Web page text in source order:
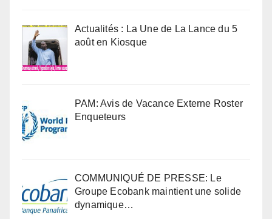
Actualités : La Une de La Lance du 5
août en Kiosque
PAM: Avis de Vacance Externe Roster
Enqueteurs
COMMUNIQUÉ DE PRESSE: Le
Groupe Ecobank maintient une solide
dynamique…